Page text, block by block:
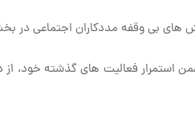
های بی وقفه مددکاران اجتماعی
استمرار فعالیت های گذشته خود،